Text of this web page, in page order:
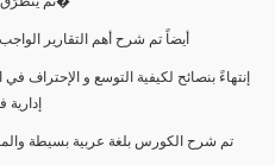
أيضاً تم شرح أهم التقارير
إنتهاءً بنصائح لكيفية التوسع و
تم شرح الكورس بلغة عربية بسيطة